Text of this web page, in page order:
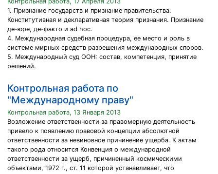
1. Признание государств и признание правительства.
Конститутивная и декларативная теория признания. Признание
де-юре, де-факто и ad hoc.
4. Международная судебная процедура, ее место и роль в
системе мирных средств разрешения международных споров.
5. Международный суд ООН: состав, компетенция, принятие
решений.
Контрольная работа по
"Международному праву"
Контрольная работа, 13 Января 2013
Возложение ответственности за правомерную деятельность
привело к появлению правовой концепции абсолютной
ответственности за невиновное причинение ущерба. К актам
такого рода относится Конвенция о международной
ответственности за ущерб, причиненный космическими
объектами, 1972 г., ст. 11 которой устанавливает, что